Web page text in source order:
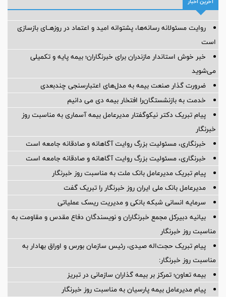
روایت مسئولانه رسانه‌ها، پشتوانه امید و اعتماد در روزهــای بازسازی
است
خبر خوش استاندار مازندران برای خبرنگاران؛‌ بیمه پایه و ‌تکمیلی
می‌شوید
ضرورت گذار صنعت بیمه به مدل‌های اعتبارسنجی چندبعدی
خدمت به بازنشستگان‌را افتخار بیمه دی می دانیم
پیام تبریک دکتر نیکوگفتار مدیرعامل بیمه آسماری به مناسبت روز
خبرنگار
خبرنگاری، مسئولیت بزرگ روایت آگاهانه و صادقانه جامعه است
خبرنگاری، مسئولیت بزرگ روایت آگاهانه و صادقانه جامعه است
پیام تبریک مدیرعامل بانک ملت به مناسبت روز خبرنگار
مدیرعامل بانک ملی ایران روز خبرنگار را تبریک گفت
سرمایه انسانی شبکه بانکی و مدیریت ریسک عملیاتی
بیانیه دبیرکل مجمع خبرنگاران و نویسندگان دفاع مقدس و مقاومت به
مناسبت روز خبرنگار
پیام تبریک حجت‌اله صیدی، رئیس سازمان بورس و اوراق بهادار به
مناسبت روز خبرنگار:
بیمه تعاون؛ تمرکز بر بیمه گذاران سازمانی در تبریز
پیام مدیرعامل بیمه پارسیان به مناسبت روز خبرنگار